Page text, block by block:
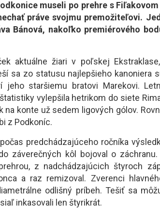
museli po prehre s
práve svojmu premožiteľovi.
Bánová, nakoľko premiérového
aktuálne žiari v poľskej
sa zo statusu najlepšieho kanoniera
jeho staršiemu bratovi Marekovi.
vylepšila hetrikom do siete
na konte už sedem ligových gólov.
z Podkoníc.
predchádzajúceho ročníka
záverečných kôl bojoval o
z nadchádzajúcich štyroch
a raz remizoval. Zverenci
odlišný príbeh. Tešiť sa
inkasovali len štyrikrát.